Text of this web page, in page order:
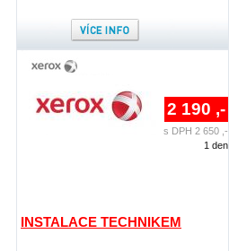
INSTALACE TECHNIKEM
2 190 ,-
s DPH 2 650 ,-
1 den